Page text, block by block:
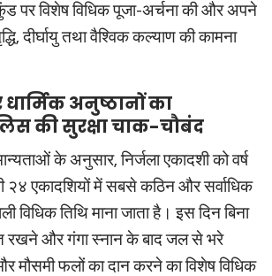
पर विशेष विधिक पूजा-अर्चना की और अपने
दीर्घायु तथा वैश्विक कल्याण की कामना
अनुष्ठानों का
की सुरक्षा चाक-चौबंद
के अनुसार, निर्जला एकादशी को वर्ष
२४ एकादशियों में सबसे कठिन और सर्वाधिक
विधिक तिथि माना जाता है। इस दिन बिना
रखने और गंगा स्नान के बाद जल से भरे
फलों का दान करने का विशेष विधिक